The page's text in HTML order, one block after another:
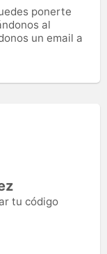
ponerte
al
un email a
tu código